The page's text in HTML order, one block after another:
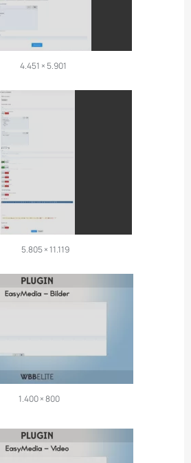
4.451 × 5.901
5.805 × 11.119
1.400 × 800